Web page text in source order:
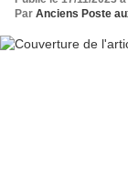
Par Anciens Poste